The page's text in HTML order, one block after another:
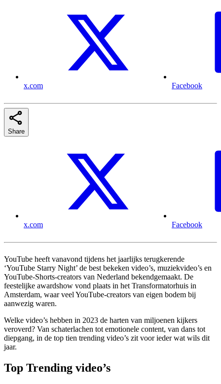
x.com Facebook
Share
x.com Facebook
YouTube heeft vanavond tijdens het jaarlijks terugkerende
‘YouTube Starry Night’ de best bekeken video’s, muziekvideo’s en
YouTube-Shorts-creators van Nederland bekendgemaakt. De
feestelijke awardshow vond plaats in het Transformatorhuis in
Amsterdam, waar veel YouTube-creators van eigen bodem bij
aanwezig waren.
Welke video’s hebben in 2023 de harten van miljoenen kijkers
veroverd? Van schaterlachen tot emotionele content, van dans tot
diepgang, in de top tien trending video’s zit voor ieder wat wils dit
jaar.
Top Trending video’s